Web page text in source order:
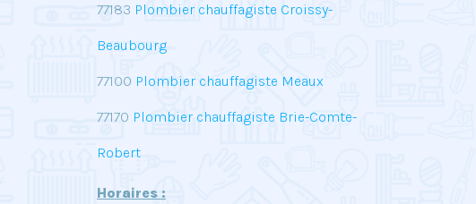
77183 Plombier chauffagiste Croissy-
Beaubourg
77100 Plombier chauffagiste Meaux
77170 Plombier chauffagiste Brie-Comte-
Robert
Horaires :